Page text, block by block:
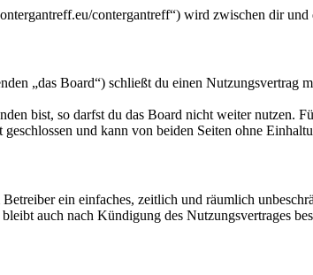
contergantreff“) wird zwischen dir und
„das Board“) schließt du einen Nutzungsvertrag
bist, so darfst du das Board nicht weiter nutzen.
und kann von beiden Seiten ohne
ein einfaches, zeitlich und räumlich
auch nach Kündigung des Nutzungsvertrages